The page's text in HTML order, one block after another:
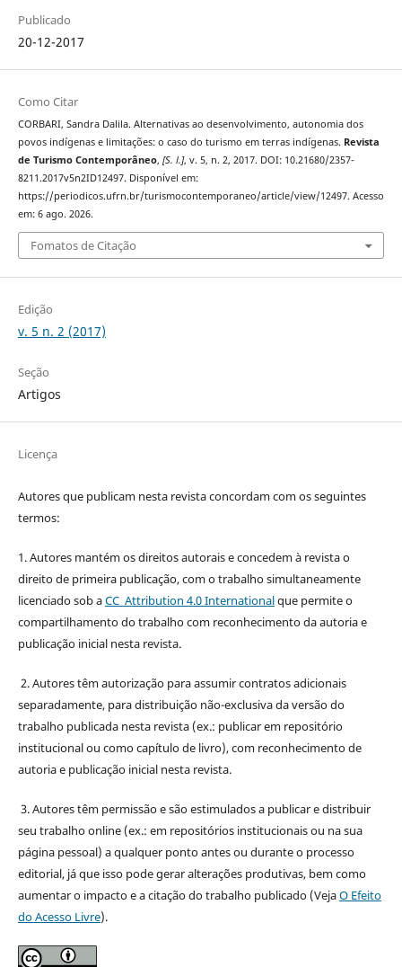
Publicado
20-12-2017
Como Citar
CORBARI, Sandra Dalila. Alternativas ao desenvolvimento, autonomia dos
povos indígenas e limitações: o caso do turismo em terras indígenas. Revista
de Turismo Contemporâneo, [S. l.], v. 5, n. 2, 2017. DOI: 10.21680/2357-
8211.2017v5n2ID12497. Disponível em:
https://periodicos.ufrn.br/turismocontemporaneo/article/view/12497. Acesso
em: 6 ago. 2026.
Fomatos de Citação
Edição
v. 5 n. 2 (2017)
Seção
Artigos
Licença
Autores que publicam nesta revista concordam com os seguintes
termos:
1. Autores mantém os direitos autorais e concedem à revista o
direito de primeira publicação, com o trabalho simultaneamente
licenciado sob aCC Attribution 4.0 Internationalque permite o
compartilhamento do trabalho com reconhecimento da autoria e
publicação inicial nesta revista.
2. Autores têm autorização para assumir contratos adicionais
separadamente, para distribuição não-exclusiva da versão do
trabalho publicada nesta revista (ex.: publicar em repositório
institucional ou como capítulo de livro), com reconhecimento de
autoria e publicação inicial nesta revista.
3. Autores têm permissão e são estimulados a publicar e distribuir
seu trabalho online (ex.: em repositórios institucionais ou na sua
página pessoal) a qualquer ponto antes ou durante o processo
editorial, já que isso pode gerar alterações produtivas, bem como
aumentar o impacto e a citação do trabalho publicado (VejaO Efeito
do Acesso Livre).